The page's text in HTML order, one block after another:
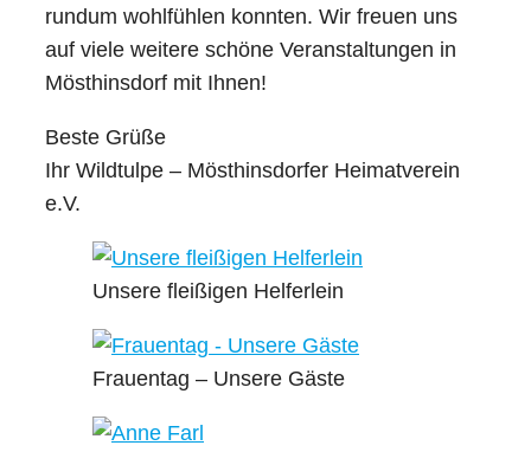
rundum wohlfühlen konnten. Wir freuen uns
auf viele weitere schöne Veranstaltungen in
Mösthinsdorf mit Ihnen!
Beste Grüße
Ihr Wildtulpe – Mösthinsdorfer Heimatverein
e.V.
Unsere fleißigen Helferlein
Frauentag – Unsere Gäste